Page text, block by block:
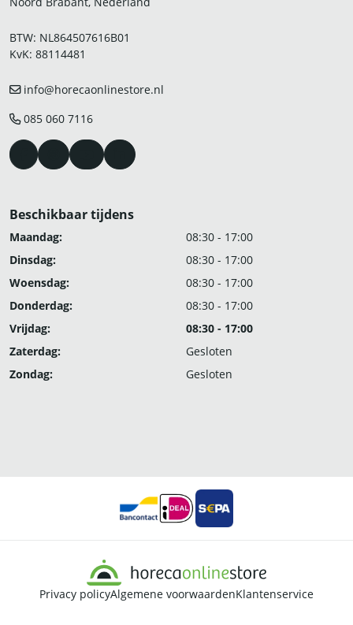
BTW: NL864507616B01
KvK: 88114481
info@horecaonlinestore.nl
085 060 7116
Beschikbaar tijdens
Maandag:
08:30 - 17:00
Dinsdag:
08:30 - 17:00
Woensdag:
08:30 - 17:00
Donderdag:
08:30 - 17:00
Vrijdag:
08:30 - 17:00
Zaterdag:
Gesloten
Zondag:
Gesloten
Privacy policyAlgemene voorwaardenKlantenservice